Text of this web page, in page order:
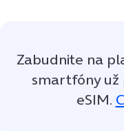
Zabudnite na
smartfóny
eSIM.